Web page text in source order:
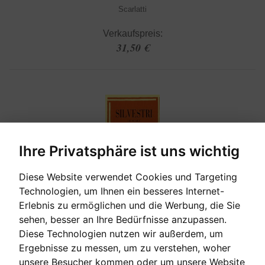
Ihre Privatsphäre ist uns wichtig
Diese Website verwendet Cookies und Targeting
Technologien, um Ihnen ein besseres Internet-
Erlebnis zu ermöglichen und die Werbung, die Sie
sehen, besser an Ihre Bedürfnisse anzupassen.
Diese Technologien nutzen wir außerdem, um
Ergebnisse zu messen, um zu verstehen, woher
unsere Besucher kommen oder um unsere Website
Scarlatti
Verkaufspreis:
31,50 €
[sofort verfügbar]
SILVESTRI - LE SCALE